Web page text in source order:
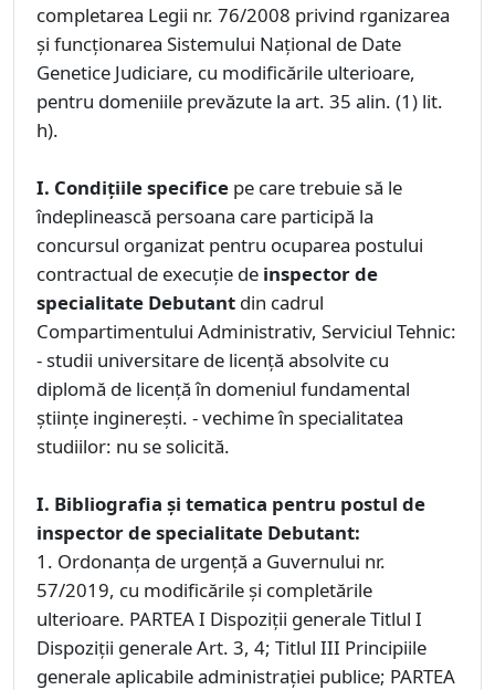
completarea Legii nr. 76/2008 privind rganizarea
și funcționarea Sistemului Național de Date
Genetice Judiciare, cu modificările ulterioare,
pentru domeniile prevăzute la art. 35 alin. (1) lit.
h).
I. Condiţiile specifice pe care trebuie să le
îndeplinească persoana care participă la
concursul organizat pentru ocuparea postului
contractual de execuţie de inspector de
specialitate Debutant din cadrul
Compartimentului Administrativ, Serviciul Tehnic:
- studii universitare de licenţă absolvite cu
diplomă de licenţă în domeniul fundamental
ştiinţe inginereşti. - vechime în specialitatea
studiilor: nu se solicită.
I. Bibliografia și tematica pentru postul de
inspector de specialitate Debutant:
1. Ordonanța de urgență a Guvernului nr.
57/2019, cu modificările şi completările
ulterioare. PARTEA I Dispoziţii generale Titlul I
Dispoziţii generale Art. 3, 4; Titlul III Principiile
generale aplicabile administraţiei publice; PARTEA